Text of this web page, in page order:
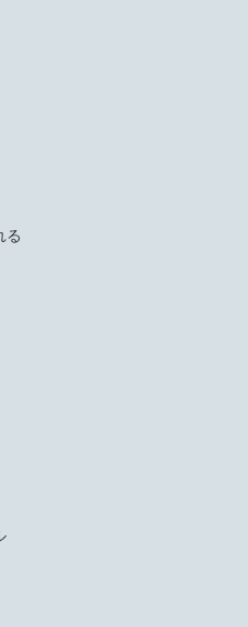
る
you like to see on